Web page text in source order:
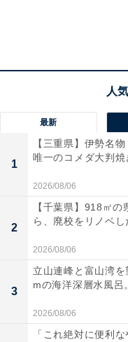
最新
1
【三重県】伊勢名
唯一のコメダ大判焼
2026/08/06
2
【千葉県】918㎡
ら、廃校をリノベ
2026/08/06
3
立山連峰と富山湾
mの海洋深層水風呂
2026/08/06
「これ絶対に便利